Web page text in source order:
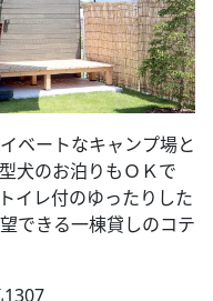
ベートなキャンプ場と
犬のお泊りもＯＫで
イレ付のゆったりした
できる一棟貸しのコテ
1307